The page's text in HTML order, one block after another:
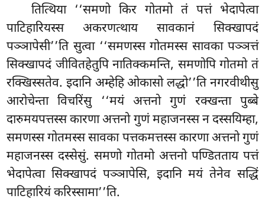
तित्थिया ‘‘समणो किर गोतमो तं पत्तं भेदापेत्वा
पाटिहारियस्स अकरणत्थाय सावकानं सिक्खापदं
पञ्ञापेसी’’ति सुत्वा ‘‘समणस्स गोतमस्स सावका पञ्ञत्तं
सिक्खापदं जीवितहेतुपि नातिक्कमन्ति, समणोपि गोतमो तं
रक्खिस्सतेव. इदानि अम्हेहि ओकासो लद्धो’’ति नगरवीथीसु
आरोचेन्ता विचरिंसु ‘‘मयं अत्तनो गुणं रक्खन्ता पुब्बे
दारुमयपत्तस्स कारणा अत्तनो गुणं महाजनस्स न दस्सयिम्हा,
समणस्स गोतमस्स सावका पत्तकमत्तस्स कारणा अत्तनो गुणं
महाजनस्स दस्सेसुं. समणो गोतमो अत्तनो पण्डितताय पत्तं
भेदापेत्वा सिक्खापदं पञ्ञापेसि, इदानि मयं तेनेव सद्धिं
पाटिहारियं करिस्सामा’’ति.